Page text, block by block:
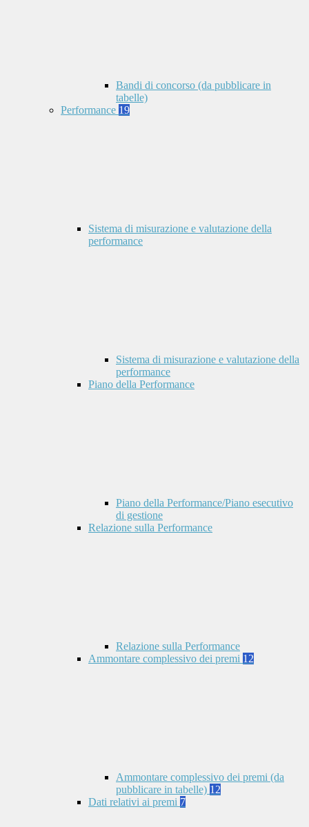
Bandi di concorso (da pubblicare in
tabelle)
Performance 19
Sistema di misurazione e valutazione della
performance
Sistema di misurazione e valutazione della
performance
Piano della Performance
Piano della Performance/Piano esecutivo
di gestione
Relazione sulla Performance
Relazione sulla Performance
Ammontare complessivo dei premi 12
Ammontare complessivo dei premi (da
pubblicare in tabelle) 12
Dati relativi ai premi 7